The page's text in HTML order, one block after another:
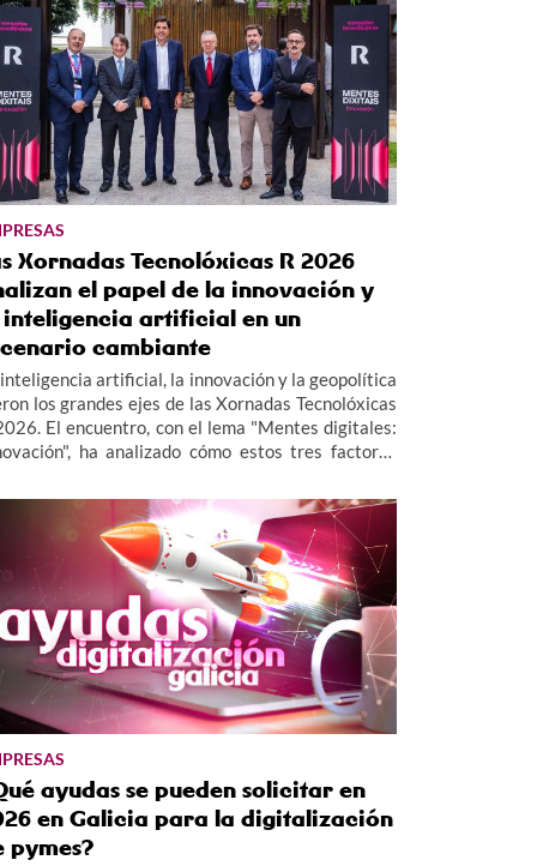
Xornadas Tecnolóxicas R 2026
el papel de la innovación y
artificial en un
cambiante
artificial, la innovación y la geopolítica
los grandes ejes de las Xornadas Tecnolóxicas
El encuentro, con el lema "Mentes digitales:
ha analizado cómo estos tres factores
ayudas se pueden solicitar en
en Galicia para la digitalización
pymes?